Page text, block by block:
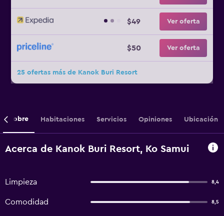
$49 Ver oferta
$50 Ver oferta
25 ofertas más de Kanok Buri Resort
Sobre Habitaciones Servicios Opiniones Ubicación
Acerca de Kanok Buri Resort, Ko Samui
Limpieza 8,4
Comodidad 8,5